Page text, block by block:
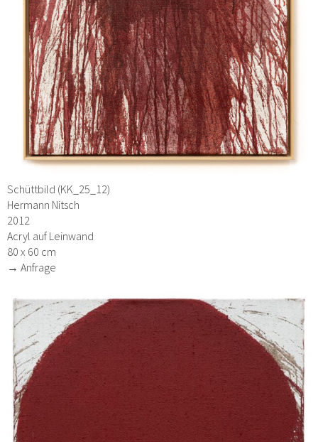
Schüttbild (KK_25_12)
Hermann Nitsch
2012
Acryl auf Leinwand
80 x 60 cm
→ Anfrage